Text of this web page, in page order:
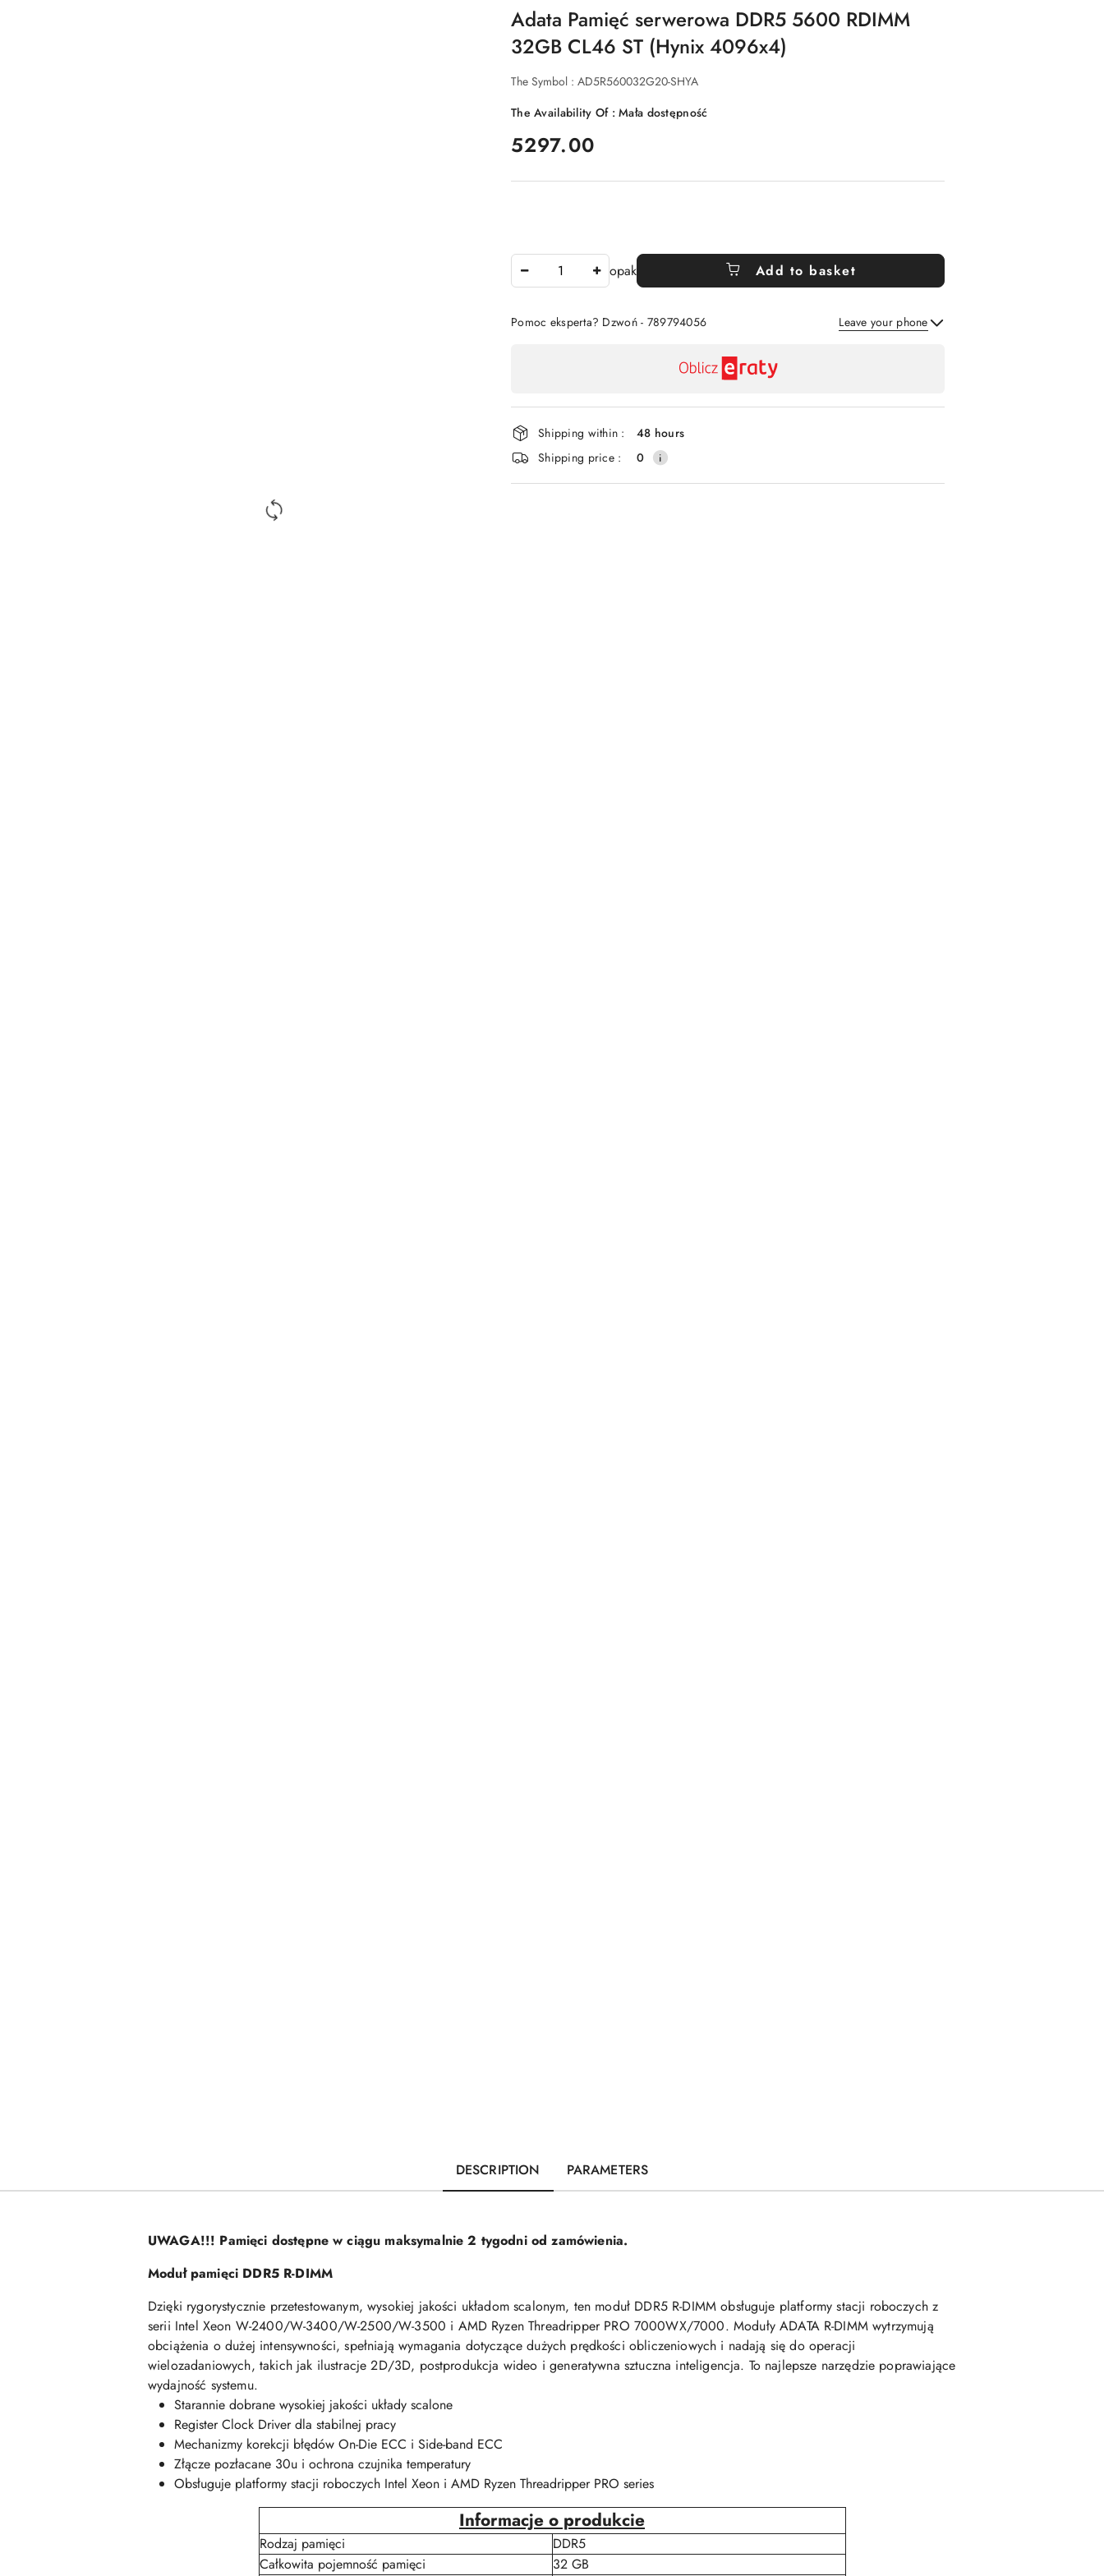
Adata Pamięć serwerowa DDR5 5600 RDIMM
32GB CL46 ST (Hynix 4096x4)
The Symbol : AD5R560032G20-SHYA
The Availability Of :Mała dostępność
price:
5297.00
Amount
opak Add to basket
Pomoc eksperta? Dzwoń - 789794056 Leave your phone
and
delivery
Shipping within :
48 hours
Shipping price :
0
DESCRIPTION PARAMETERS
UWAGA!!! Pamięci dostępne w ciągu maksymalnie 2 tygodni od zamówienia.
Moduł pamięci DDR5 R-DIMM
Dzięki rygorystycznie przetestowanym, wysokiej jakości układom scalonym, ten moduł DDR5 R-DIMM obsługuje platformy stacji roboczych z
serii Intel Xeon W-2400/W-3400/W-2500/W-3500 i AMD Ryzen Threadripper PRO 7000WX/7000. Moduły ADATA R-DIMM wytrzymują
obciążenia o dużej intensywności, spełniają wymagania dotyczące dużych prędkości obliczeniowych i nadają się do operacji
wielozadaniowych, takich jak ilustracje 2D/3D, postprodukcja wideo i generatywna sztuczna inteligencja. To najlepsze narzędzie poprawiające
wydajność systemu.
Starannie dobrane wysokiej jakości układy scalone
Register Clock Driver dla stabilnej pracy
Mechanizmy korekcji błędów On-Die ECC i Side-band ECC
Złącze pozłacane 30u i ochrona czujnika temperatury
Obsługuje platformy stacji roboczych Intel Xeon i AMD Ryzen Threadripper PRO series
Informacje o produkcie
Rodzaj pamięci
DDR5
Całkowita pojemność pamięci
32 GB